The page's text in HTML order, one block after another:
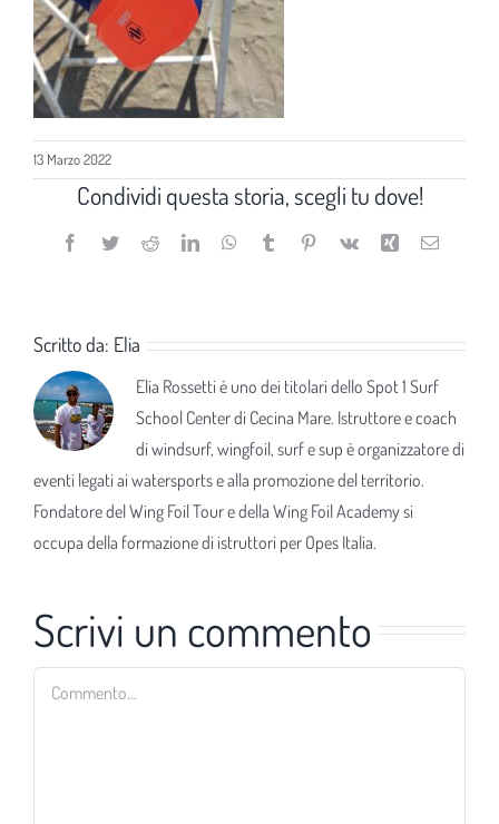
13 Marzo 2022
Condividi questa storia, scegli tu dove!
Facebook
TwitterRedditLinkedInWhatsApp
TumblrPinterest
Vk Xing Email
Scritto da: Elia
Elia Rossetti è uno dei titolari dello Spot 1 Surf
School Center di Cecina Mare. Istruttore e coach
di windsurf, wingfoil, surf e sup è organizzatore di
eventi legati ai watersports e alla promozione del territorio.
Fondatore del Wing Foil Tour e della Wing Foil Academy si
occupa della formazione di istruttori per Opes Italia.
Scrivi un commento
Commento